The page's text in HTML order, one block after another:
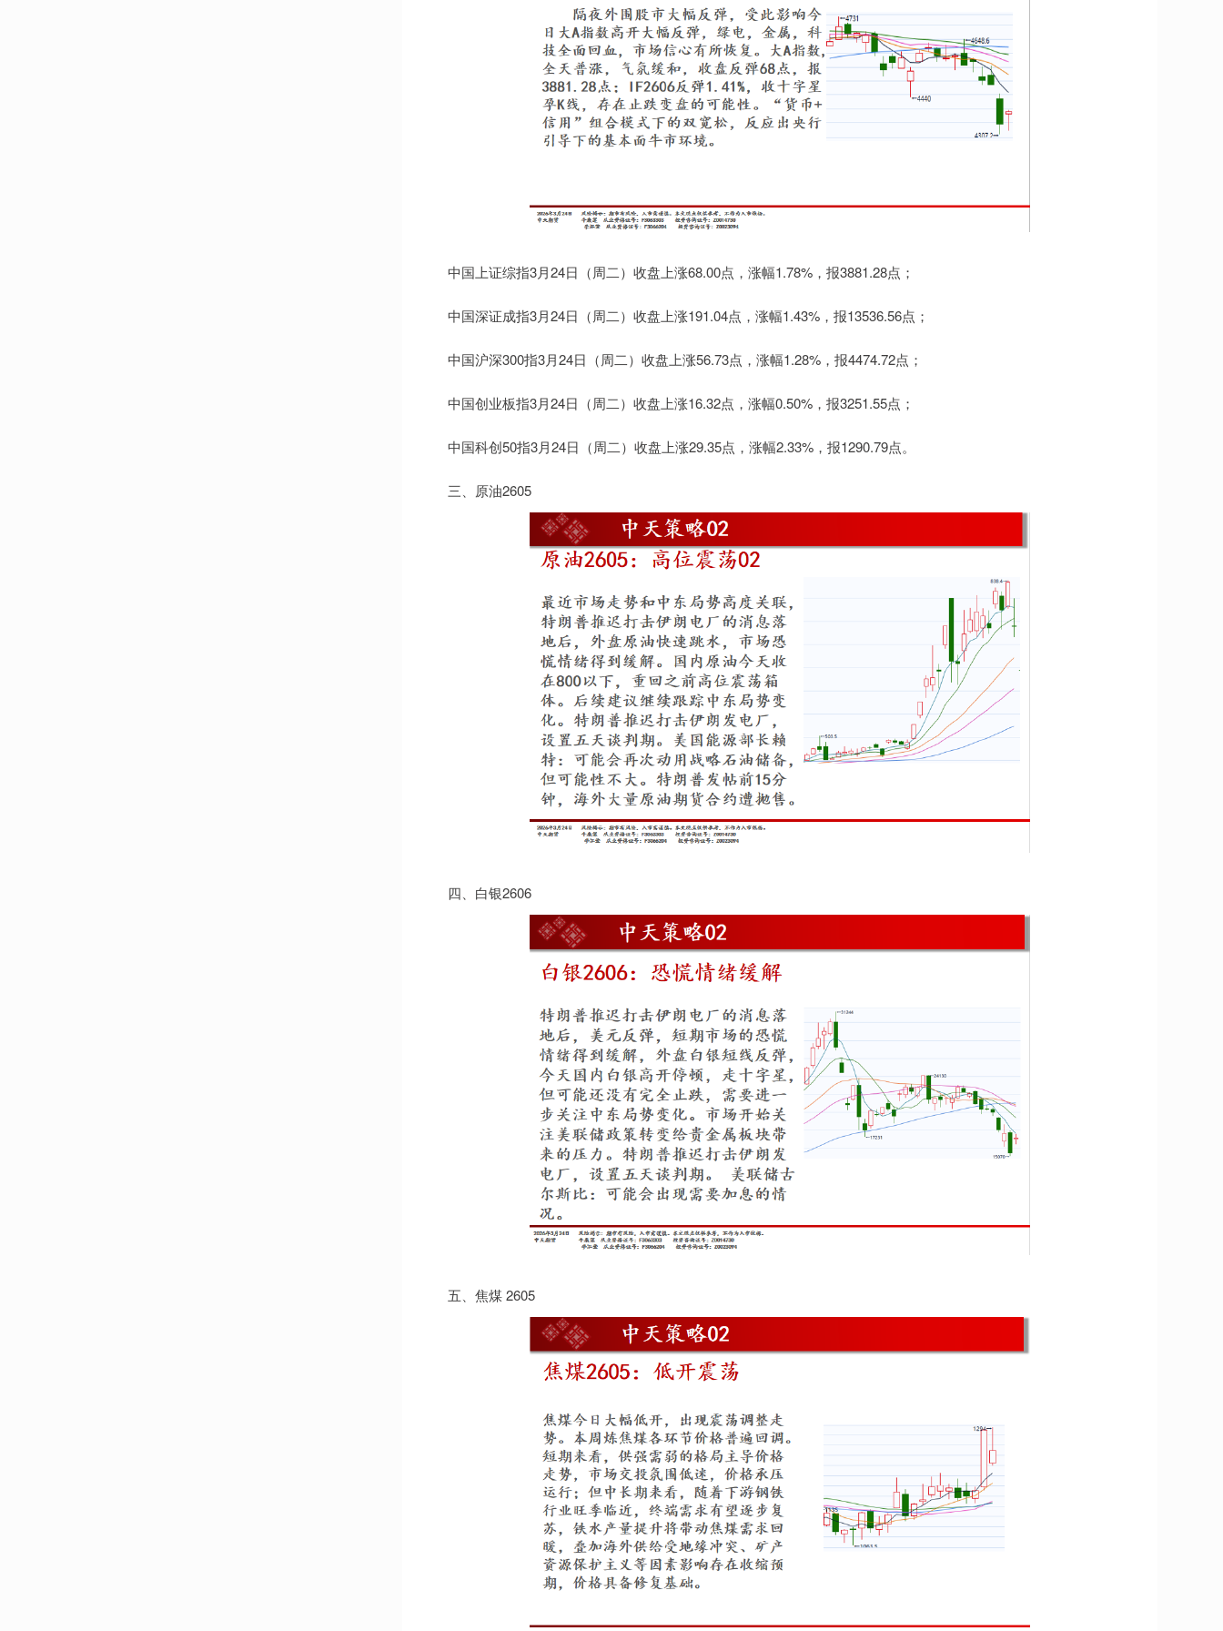
中国上证综指3月24日（周二）收盘上涨68.00点，涨幅1.78%，报3881.28点；
中国深证成指3月24日（周二）收盘上涨191.04点，涨幅1.43%，报13536.56点；
中国沪深300指3月24日（周二）收盘上涨56.73点，涨幅1.28%，报4474.72点；
中国创业板指3月24日（周二）收盘上涨16.32点，涨幅0.50%，报3251.55点；
中国科创50指3月24日（周二）收盘上涨29.35点，涨幅2.33%，报1290.79点。
三、原油2605
四、白银2606
五、焦煤 2605